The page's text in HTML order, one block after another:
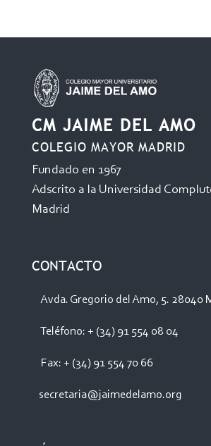
CM JAIME DEL AMO
COLEGIO MAYOR MADRID
Fundado en 1967
Adscrito a la Universidad
Madrid
CONTACTO
Avda. Gregorio del Amo, 5. 28040
Teléfono: + (34) 91 554 08 04
Fax: + (34) 91 554 70 66
secretaria@jaimedelamo.org